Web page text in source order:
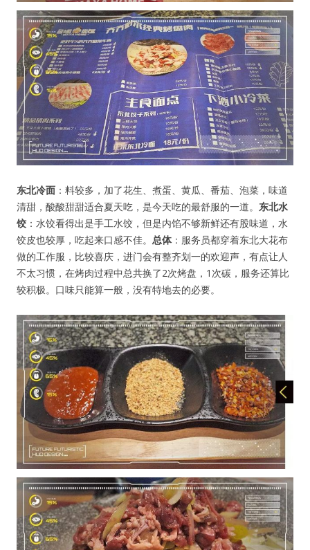
东北冷面 ：料较多，加了花生、煮蛋、黄瓜、番茄、泡菜，味道
清甜，酸酸甜甜适合夏天吃，是今天吃的最舒服的一道。 东北水
饺 ：水饺看得出是手工水饺，但是内馅不够新鲜还有股味道，水
饺皮也较厚，吃起来口感不佳。 总体：服务员都穿着东北大花布
做的工作服，比较喜庆，进门会有整齐划一的欢迎声，有点让人
不太习惯，在烤肉过程中总共换了2次烤盘，1次碳，服务还算比
较积极。口味只能算一般，没有特地去的必要。